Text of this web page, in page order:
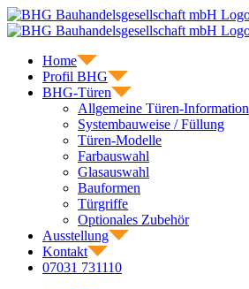
Skip
to
Home
Profil BHG
BHG-Türen
Allgemeine Türen-Information
Systembauweise / Füllung
Türen-Modelle
Farbauswahl
Glasauswahl
Bauformen
Türgriffe
Optionales Zubehör
Ausstellung
Kontakt
07031 731110